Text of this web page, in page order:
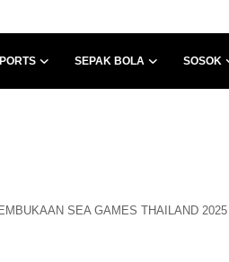
SEPAK BOLA SOSOK
SEA GAMES THAILAND 2025